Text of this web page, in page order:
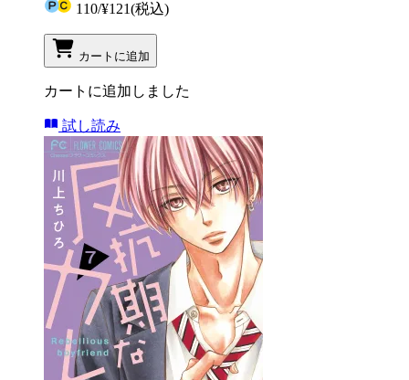
110/¥121(税込)
カートに追加
カートに追加しました
試し読み